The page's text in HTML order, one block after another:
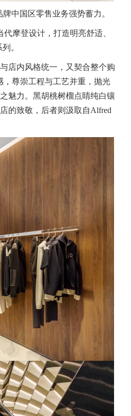
中国区零售业务强势蓄力。
摩登设计，打造明亮舒适、
。
店内风格统一，又契合整个购
，尊崇工程与工艺并重，抛光
魅力。黑胡桃树榴点睛纯白镶
的致敬，后者则汲取自Alfred